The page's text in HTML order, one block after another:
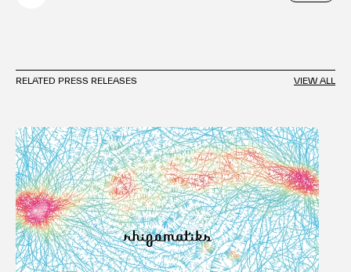
RELATED PRESS RELEASES VIEW ALL